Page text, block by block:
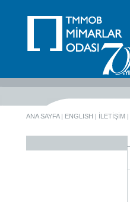
ANA SAYFA| ENGLISH | İLETİŞİM |